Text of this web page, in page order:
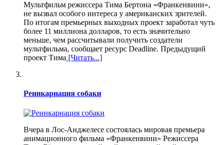
Мультфильм режиссера Тима Бертона «Франкенвини»,
не вызвал особого интереса у американских зрителей.
По итогам премьерных выходных проект заработал чуть
более 11 миллиона долларов, то есть значительно
меньше, чем рассчитывали получить создатели
мультфильма, сообщает ресурс Deadline. Предыдущий
проект Тима [Читать...]
Реинкарнация собаки
Вчера в Лос-Анджелесе состоялась мировая премьера
анимационного фильма «Франкенвини» Режиссера